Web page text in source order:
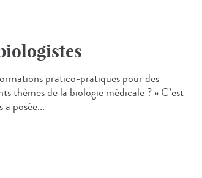
pratico‑pratiques pour des
thèmes de la biologie médicale ? » C’est
a posée...